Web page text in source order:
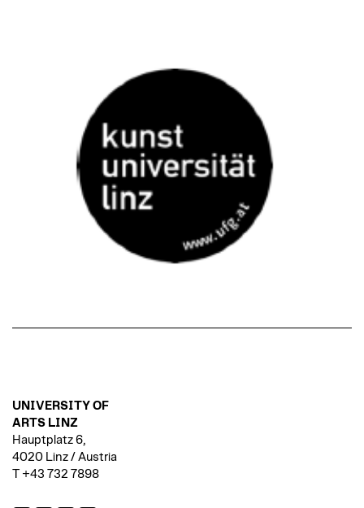
UNIVERSITY OF
ARTS LINZ
Hauptplatz 6,
4020 Linz / Austria
T +43 732 7898